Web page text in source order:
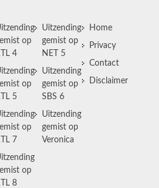
op
4
op
5
op
7
op
8
Uitzending
gemist op
NET 5
Uitzending
gemist op
SBS 6
Uitzending
gemist op
Veronica
Home
Privacy
Contact
Disclaimer